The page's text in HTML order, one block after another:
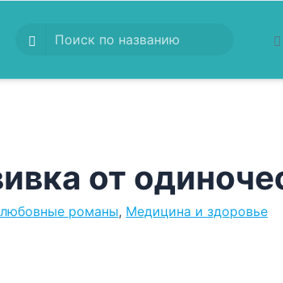
от
романы, Медицина и здоровье